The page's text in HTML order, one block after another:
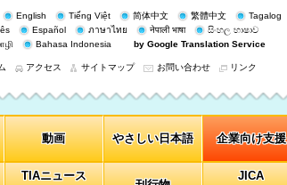
English Tiếng Việt 简体中文 繁體中文
Tagalog
Español ภาษาไทย नेपाली भाषा
සිංහල භාෂාව
Bahasa Indonesia by Google Translation Service
アクセス サイトマップ お問い合わせ リンク
動画 やさしい日本語 企業向け支援
TIAニュース
JICA